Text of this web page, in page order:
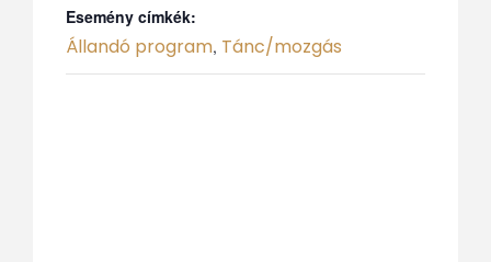
Esemény címkék:
Állandó program, Tánc/mozgás